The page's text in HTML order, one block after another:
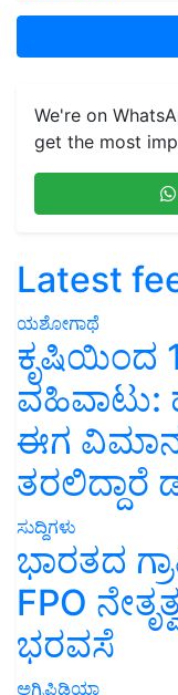
We're on
get the most
Latest
ಯಶೋಗಾಥೆ
ಕೃಷಿಯಿಂದ
ವಹಿವಾಟು:
ಈಗ
ತರಲಿದ್ದಾರೆ
ಸುದ್ದಿಗಳು
ಭಾರತದ
FPO
ಭರವಸೆ
ಅಗ್ರಿಪಿಡಿಯಾ